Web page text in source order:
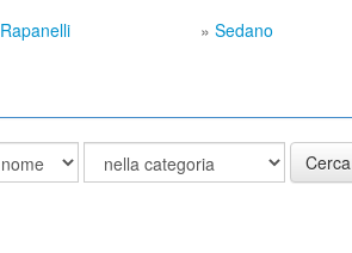
Rapanelli » Sedano
Cerca